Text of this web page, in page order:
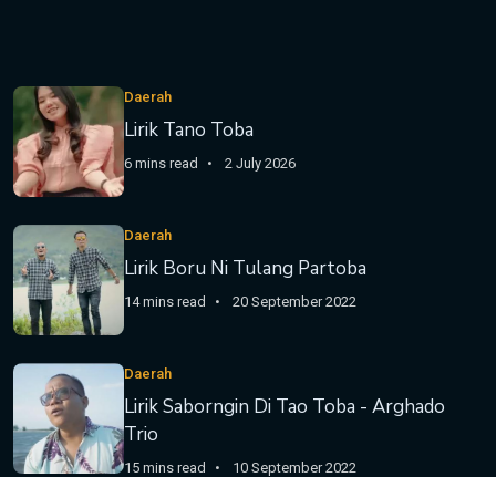
Daerah
Lirik Tano Toba
6 mins read 2 July 2026
Daerah
Lirik Boru Ni Tulang Partoba
14 mins read 20 September 2022
Daerah
Lirik Saborngin Di Tao Toba - Arghado
Trio
15 mins read 10 September 2022